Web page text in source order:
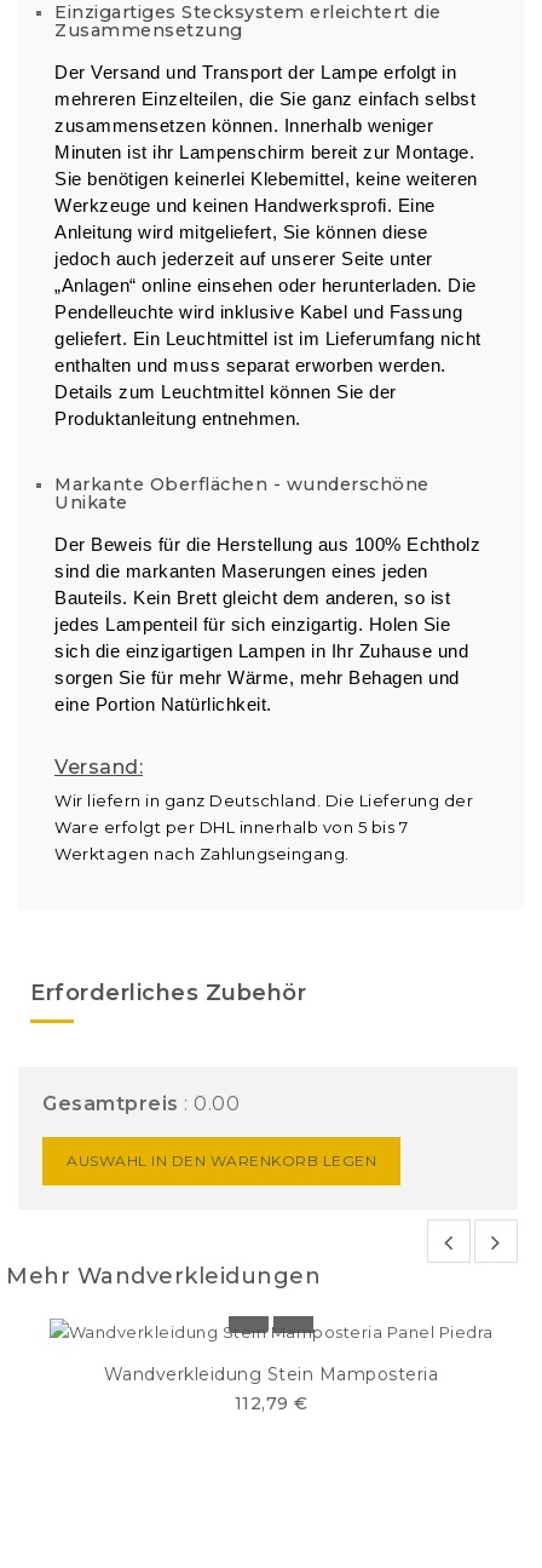
Einzigartiges Stecksystem erleichtert die
Zusammensetzung
Der Versand und Transport der Lampe erfolgt in
mehreren Einzelteilen, die Sie ganz einfach selbst
zusammensetzen können. Innerhalb weniger
Minuten ist ihr Lampenschirm bereit zur Montage.
Sie benötigen keinerlei Klebemittel, keine weiteren
Werkzeuge und keinen Handwerksprofi. Eine
Anleitung wird mitgeliefert, Sie können diese
jedoch auch jederzeit auf unserer Seite unter
„Anlagen“ online einsehen oder herunterladen. Die
Pendelleuchte wird inklusive Kabel und Fassung
geliefert. Ein Leuchtmittel ist im Lieferumfang nicht
enthalten und muss separat erworben werden.
Details zum Leuchtmittel können Sie der
Produktanleitung entnehmen.
Markante Oberflächen - wunderschöne
Unikate
Der Beweis für die Herstellung aus 100% Echtholz
sind die markanten Maserungen eines jeden
Bauteils. Kein Brett gleicht dem anderen, so ist
jedes Lampenteil für sich einzigartig. Holen Sie
sich die einzigartigen Lampen in Ihr Zuhause und
sorgen Sie für mehr Wärme, mehr Behagen und
eine Portion Natürlichkeit.
Versand:
Wir liefern in ganz Deutschland. Die Lieferung der
Ware erfolgt per DHL innerhalb von 5 bis 7
Werktagen nach Zahlungseingang.
Erforderliches Zubehör
Gesamtpreis : 0.00
AUSWAHL IN DEN WARENKORB LEGEN
Mehr Wandverkleidungen
Wandverkleidung Stein Mamposteria
112,79 €